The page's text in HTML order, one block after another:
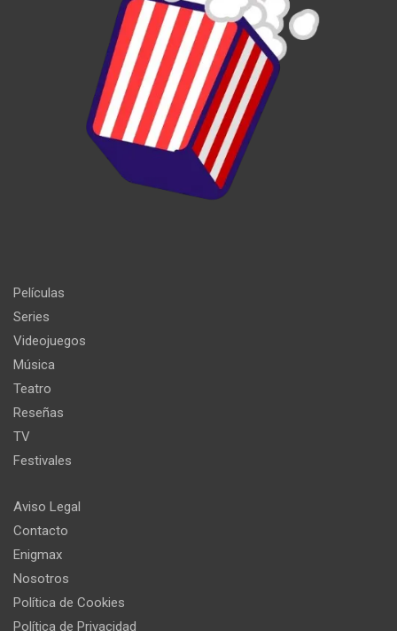
Películas
Series
Videojuegos
Música
Teatro
Reseñas
TV
Festivales
Aviso Legal
Contacto
Enigmax
Nosotros
Política de Cookies
Política de Privacidad